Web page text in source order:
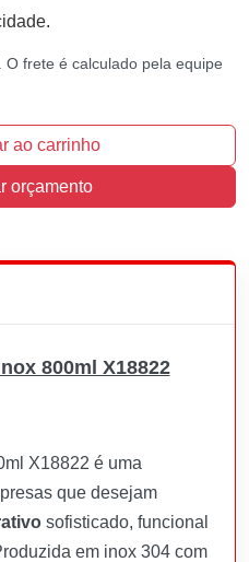
.
frete é calculado pela equipe
ao carrinho
orçamento
800ml X18822
X18822 é uma
que desejam
sofisticado, funcional
em inox 304 com